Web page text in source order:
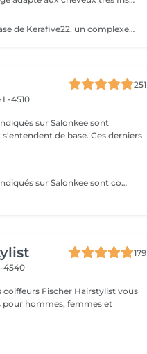
Le Lissage Fashion Sa formule à base de Kerafive22, un complexe Ybera Paris unique qui lisse tout en préservant les 22 acides aminés du cheveu. L'acide lactique permet de réduire le volume des cheveux. Les huiles d'Inca ninchi, noix de coco et quinoa, les oméga 3,6 et 9 traitent la fibre capillaire pour un résultat doux et soyeux. Le Fashion fournit une hydratation profonde grâce à l'huile d'Inca, l'huile de coco et la protéine de quinoa. Le lissage dure entre 3 et 5 mois, avec l'utilisation de gamme d'entretien.
251
4510
sur Salonkee sont
de base. Ces derniers
Veuillez prendre note que les prix indiqués sur Salonkee sont communiqués à titre informatif et s'entendent de base. Ces derniers sont susceptibles de varier selon le diagnostic réalisé à votre arrivée au salon et l'expertise du professionnel à qui vous confiez votre beauté. Dans tous les cas, un devis précis vous sera proposé et toutes réalisations de prestations seront effectuées avec votre accord. Un grand merci d'avance pour votre compréhension. Au plaisir de vous revoir très vite.
179
4540
pour hommes, femmes et